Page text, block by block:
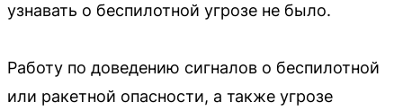
узнавать о беспилотной угрозе не было.
Работу по доведению сигналов о беспилотной
или ракетной опасности, а также угрозе